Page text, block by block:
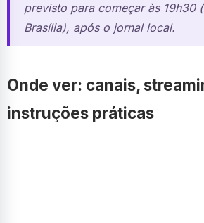
previsto para começar às 19h30
Brasília), após o jornal local.
Onde ver: canais,
instruções práticas